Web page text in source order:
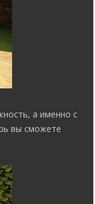
а именно с
вы сможете